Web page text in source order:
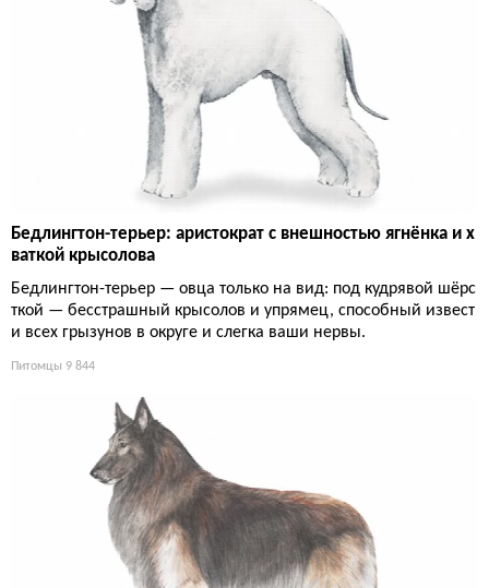
Бедлингтон-терьер: аристократ с внешностью ягнёнка и х
ваткой крысолова
Бедлингтон-терьер — овца только на вид: под кудрявой шёрс
ткой — бесстрашный крысолов и упрямец, способный извест
и всех грызунов в округе и слегка ваши нервы.
Питомцы 9 844